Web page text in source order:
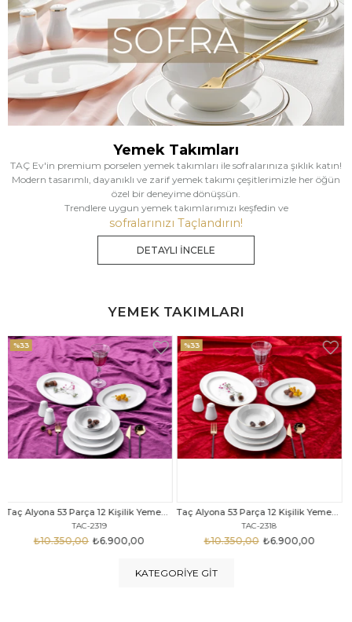
Yemek Takımları
TAÇ Ev'in premium porselen yemek takımları ile sofralarınıza şıklık katın!
Modern tasarımlı, dayanıklı ve zarif yemek takımı çeşitlerimizle her öğün
özel bir deneyime dönüşsün.
Trendlere uygun yemek takımlarımızı keşfedin ve
sofralarınızı Taçlandırın!
DETAYLI İNCELE
YEMEK TAKIMLARI
Taç Alyona 53 Parça 12 Kişilik Yemek Takımı Gold
TAC-2318
₺6.900,00
₺10.350,00
%33
Taç Eliza Alyona 53 Parça 12 Kişilik Yemek Takımı Platin
TAC-2316
₺9.499,00
₺12.669,00
%25
KATEGORIYE GIT